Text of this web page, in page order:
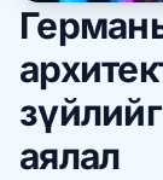
аялал